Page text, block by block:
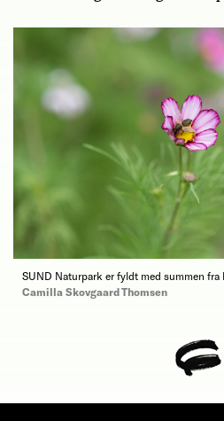
SUND Naturpark er fyldt med summen fra
Camilla Skovgaard Thomsen